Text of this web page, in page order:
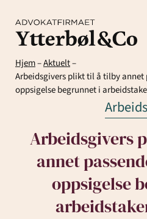
Hjem–Aktuelt–
Arbeidsgivers plikt til å tilby annet
oppsigelse begrunnet i
Arbeidsgivers
annet
oppsigelse